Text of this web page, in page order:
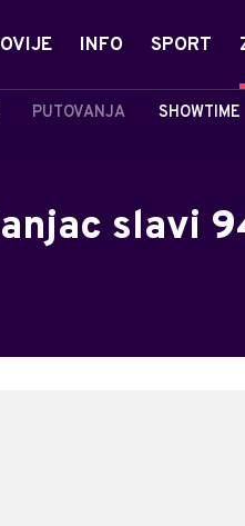
INFO SPORT
PUTOVANJA SHOWTIME
slavi